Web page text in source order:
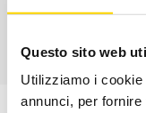
Questo sito web
Utilizziamo i
annunci, per